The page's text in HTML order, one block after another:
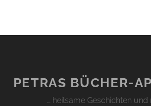
PETRAS BÜCHER-
… heilsame Geschichten und